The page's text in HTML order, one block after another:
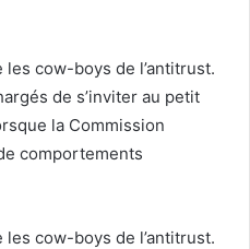
cow-boys de l’antitrust.
de s’inviter au petit
la Commission
comportements
cow-boys de l’antitrust.